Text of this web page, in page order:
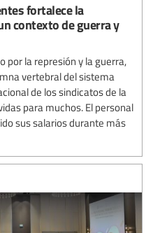
fortalece la
contexto de guerra y
por la represión y la guerra,
vertebral del sistema
de los sindicatos de la
para muchos. El personal
sus salarios durante más